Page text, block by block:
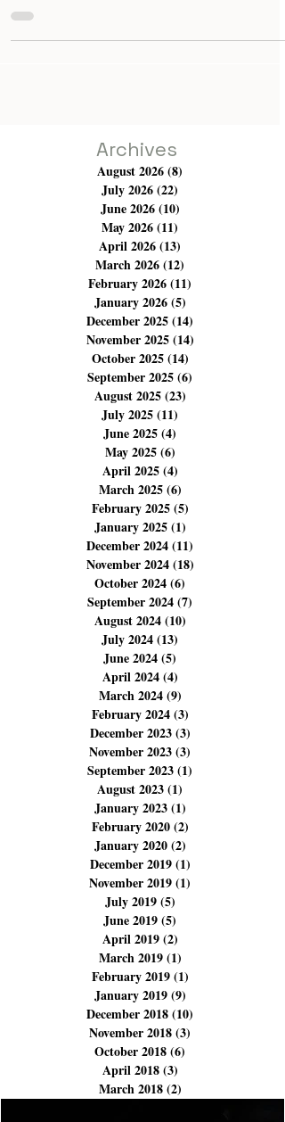
I love the Maghreb; I am very fascinated by it, and
holidays. I truly feel that I have a special connection
themes and subjects. Therefore, I particularly feel a
deep passion for artistic expression in this part
Archives
August 2026 (8)
July 2026 (22)22 posts
June 2026(10)10 posts
May 2026(11)11 posts
April 2026(13)13 posts
March 2026(12)12 posts
February 2026 (11)11 posts
January 2026 (5)5 posts
December 2025(14)
November 2025(14)
October 2025 (14)
September 2025
August 2025(23)
July 2025(11)
June 2025(4)4 posts
May 2025(6)6 posts
April 2025(4)4 posts
March 2025(6)6 posts
February 2025 (5)5 posts
January 2025 (1)
December 2024(11)
November 2024(18)
October 2024(6)
September 2024
August 2024 (10)
July 2024(13)13 posts
June 2024(5)5 posts
April 2024(4)4 posts
March 2024(9)9 posts
February 2024(3)3 posts
December 2023(3)
November 2023 (3)
September 2023 (1)
August 2023 (1)1 post
January 2023(1)1 post
February 2020 (2)2 posts
January 2020(2)
December 2019(1)
November 2019(1)
July 2019 (5)5 posts
June 2019(5)5 posts
April 2019(2)2 posts
March 2019(1)1 post
February 2019 (1)1 post
January 2019 (9)
December 2018(10)
November 2018(3)3 posts